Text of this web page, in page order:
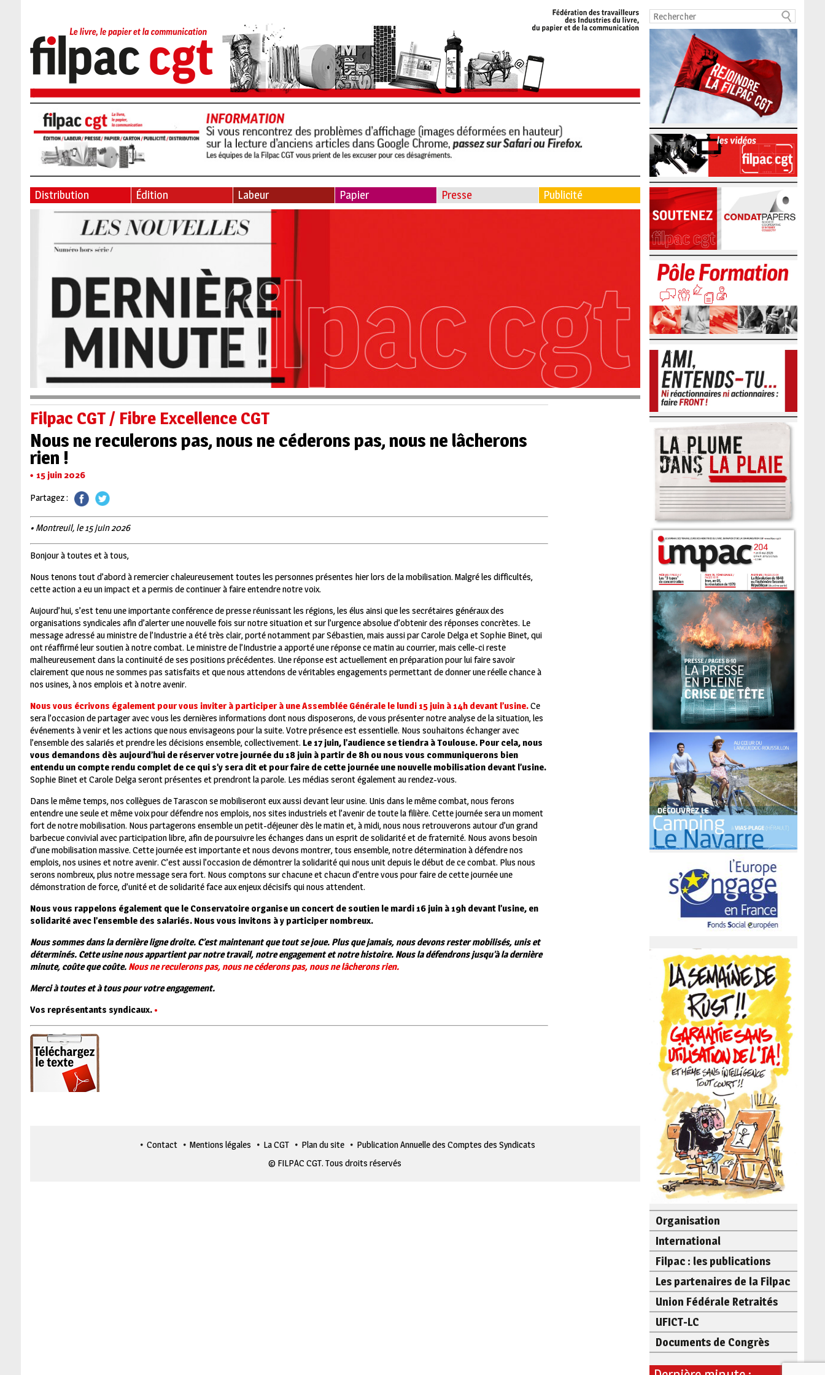
Distribution Édition Labeur Papier Presse Publicité
Filpac CGT / Fibre Excellence CGT
Nous ne reculerons pas, nous ne céderons pas, nous ne lâcherons
rien !
15 juin 2026
Partagez :
• Montreuil, le 15 juin 2026
Bonjour à toutes et à tous,
Nous tenons tout d’abord à remercier chaleureusement toutes les personnes présentes hier lors de la mobilisation. Malgré les difficultés,
cette action a eu un impact et a permis de continuer à faire entendre notre voix.
Aujourd’hui, s’est tenu une importante conférence de presse réunissant les régions, les élus ainsi que les secrétaires généraux des
organisations syndicales afin d’alerter une nouvelle fois sur notre situation et sur l’urgence absolue d’obtenir des réponses concrètes. Le
message adressé au ministre de l’Industrie a été très clair, porté notamment par Sébastien, mais aussi par Carole Delga et Sophie Binet, qui
ont réaffirmé leur soutien à notre combat. Le ministre de l’Industrie a apporté une réponse ce matin au courrier, mais celle-ci reste
malheureusement dans la continuité de ses positions précédentes. Une réponse est actuellement en préparation pour lui faire savoir
clairement que nous ne sommes pas satisfaits et que nous attendons de véritables engagements permettant de donner une réelle chance à
nos usines, à nos emplois et à notre avenir.
Nous vous écrivons également pour vous inviter à participer à une Assemblée Générale le lundi 15 juin à 14h devant l’usine.Ce
sera l’occasion de partager avec vous les dernières informations dont nous disposerons, de vous présenter notre analyse de la situation, les
événements à venir et les actions que nous envisageons pour la suite. Votre présence est essentielle. Nous souhaitons échanger avec
l’ensemble des salariés et prendre les décisions ensemble, collectivement. Le 17 juin, l’audience se tiendra à Toulouse. Pour cela, nous
vous demandons dès aujourd’hui de réserver votre journée du 18 juin à partir de 8h ou nous vous communiquerons bien
entendu un compte rendu complet de ce qui s’y sera dit et pour faire de cette journée une nouvelle mobilisation devant l’usine.
Sophie Binet et Carole Delga seront présentes et prendront la parole. Les médias seront également au rendez-vous.
Dans le même temps, nos collègues de Tarascon se mobiliseront eux aussi devant leur usine. Unis dans le même combat, nous ferons
entendre une seule et même voix pour défendre nos emplois, nos sites industriels et l’avenir de toute la filière. Cette journée sera un moment
fort de notre mobilisation. Nous partagerons ensemble un petit-déjeuner dès le matin et, à midi, nous nous retrouverons autour d’un grand
barbecue convivial avec participation libre, afin de poursuivre les échanges dans un esprit de solidarité et de fraternité. Nous avons besoin
d’une mobilisation massive. Cette journée est importante et nous devons montrer, tous ensemble, notre détermination à défendre nos
emplois, nos usines et notre avenir. C’est aussi l’occasion de démontrer la solidarité qui nous unit depuis le début de ce combat. Plus nous
serons nombreux, plus notre message sera fort. Nous comptons sur chacune et chacun d’entre vous pour faire de cette journée une
démonstration de force, d’unité et de solidarité face aux enjeux décisifs qui nous attendent.
Nous vous rappelons également que le Conservatoire organise un concert de soutien le mardi 16 juin à 19h devant l’usine, en
solidarité avec l’ensemble des salariés. Nous vous invitons à y participer nombreux.
Nous sommes dans la dernière ligne droite. C’est maintenant que tout se joue. Plus que jamais, nous devons rester mobilisés, unis et
déterminés. Cette usine nous appartient par notre travail, notre engagement et notre histoire. Nous la défendrons jusqu’à la dernière
minute, coûte que coûte. Nous ne reculerons pas, nous ne céderons pas, nous ne lâcherons rien.
Merci à toutes et à tous pour votre engagement.
Vos représentants syndicaux. •
Contact Mentions légales La CGT Plan du site
Publication Annuelle des Comptes des Syndicats
© FILPAC CGT. Tous droits réservés
Organisation
International
Filpac : les publications
Les partenaires de la Filpac
Union Fédérale Retraités
UFICT-LC
Documents de Congrès